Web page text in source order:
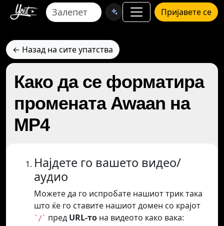
Пријавете се
← Назад на сите упатства
Како да се форматира
промената Awaan на
MP4
Најдете го вашето видео/
аудио
Можете да го испробате нашиот трик така
што ќе го ставите нашиот домен со крајот
`/` пред URL-то на видеото како вака: